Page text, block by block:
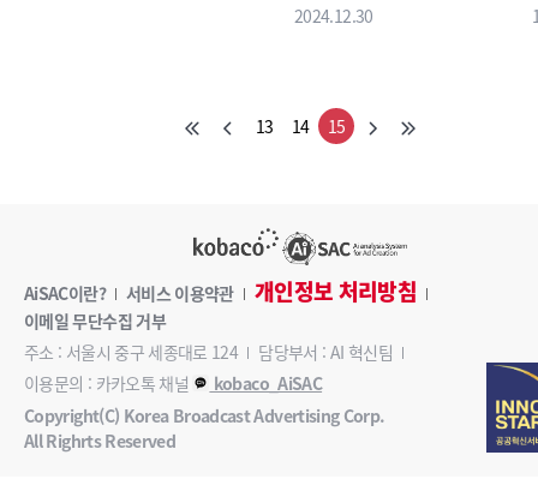
2024.12.30
13 14 15
AiSAC이란? 서비스 이용약관 개인정보 처리방침
이메일 무단수집 거부
주소 : 서울시 중구 세종대로 124
담당부서 : AI 혁신팀
이용문의 : 카카오톡 채널
kobaco_AiSAC
Copyright(C) Korea Broadcast Advertising Corp.
All Righrts Reserved